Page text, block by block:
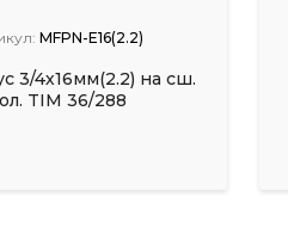
MFPN-E16(2.2)
3/4х16мм(2.2) на сш.
TIM 36/288